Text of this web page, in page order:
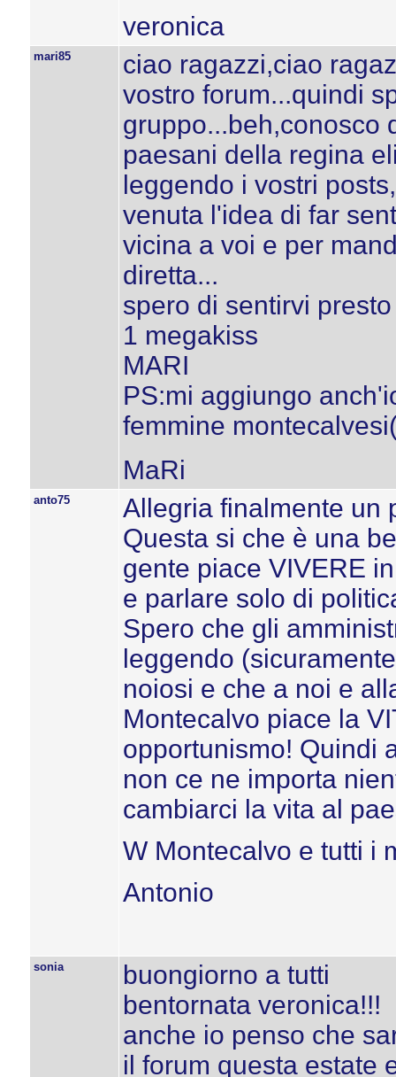
veronica
mari85
ciao ragazzi,ciao
vostro forum...quindi
gruppo...beh,conosco
paesani della regina
leggendo i vostri
venuta l'idea di far
vicina a voi e per
diretta...
spero di sentirvi presto
1 megakiss
MARI
PS:mi aggiungo
femmine
MaRi
anto75
Allegria finalmente un
Questa si che è una
gente piace VIVERE
e parlare solo di
Spero che gli
leggendo
noiosi e che a noi e
Montecalvo piace la
opportunismo! Quindi
non ce ne importa
cambiarci la vita al
W Montecalvo e tutti i
Antonio
sonia
buongiorno a tutti
bentornata veronica!!!
anche io penso che
il forum questa estate